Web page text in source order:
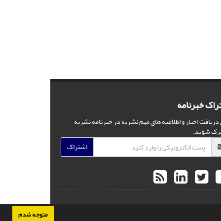
متوجه شدم
خبرنامه
دریافت اخبار و اطلاعیه های مهم نشریه در خبرنامه نشریه
شوید.
اشتراک